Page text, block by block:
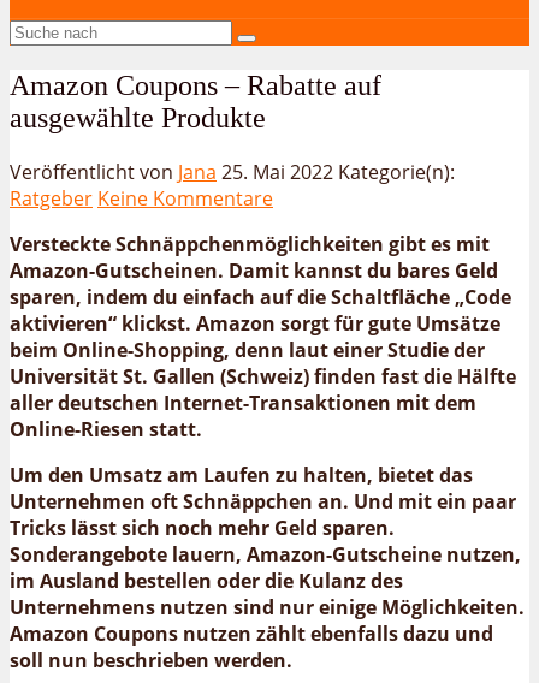
Amazon Coupons – Rabatte auf
ausgewählte Produkte
Veröffentlicht von Jana 25. Mai 2022 Kategorie(n):
Ratgeber Keine Kommentare
Versteckte Schnäppchenmöglichkeiten gibt es mit
Amazon-Gutscheinen. Damit kannst du bares Geld
sparen, indem du einfach auf die Schaltfläche „Code
aktivieren“ klickst. Amazon sorgt für gute Umsätze
beim Online-Shopping, denn laut einer Studie der
Universität St. Gallen (Schweiz) finden fast die Hälfte
aller deutschen Internet-Transaktionen mit dem
Online-Riesen statt.
Um den Umsatz am Laufen zu halten, bietet das
Unternehmen oft Schnäppchen an. Und mit ein paar
Tricks lässt sich noch mehr Geld sparen.
Sonderangebote lauern, Amazon-Gutscheine nutzen,
im Ausland bestellen oder die Kulanz des
Unternehmens nutzen sind nur einige Möglichkeiten.
Amazon Coupons nutzen zählt ebenfalls dazu und
soll nun beschrieben werden.